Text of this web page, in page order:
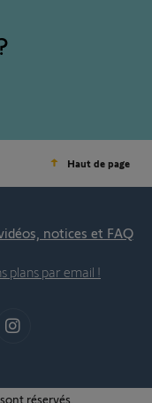
Haut de page
notices et FAQ
plans par email !
réservés.